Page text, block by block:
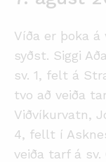
Víða er þoka
syðst. Siggi
sv. 1, felt á
tvo að veiða
Viðvíkurvatn,
4, fellt í
veiða tarf á